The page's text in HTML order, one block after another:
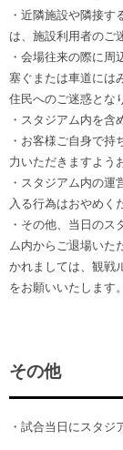
・近隣施設や隣接
は、施設利用者のご
・会場往来の際に周
塞ぐまたは車道には
住民へのご迷惑とな
・スタジアム内を含
・お客様ご自身で
力いただきますよう
・スタジアム内の
入る行為はおやめく
・その他、当日の
ム内からご退場いた
かれましては、観戦
をお願いいたします。
その他
・試合当日にスタジ